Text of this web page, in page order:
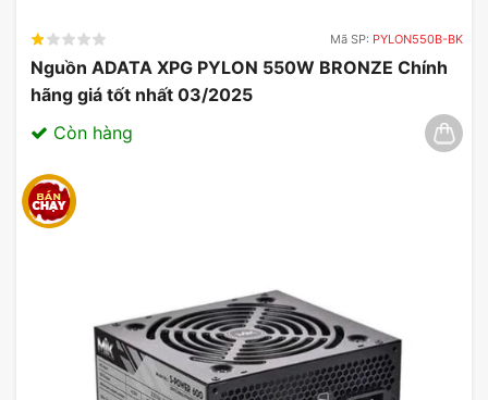
Mã SP: PYLON550B-BK
Nguồn ADATA XPG PYLON 550W BRONZE Chính
hãng giá tốt nhất 03/2025
Còn hàng